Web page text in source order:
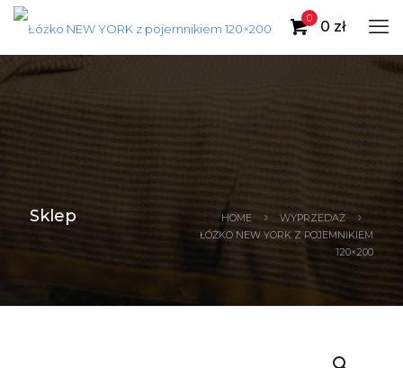
0 0 zł
Sklep HOME
WYPRZEDAŻ
ŁÓŻKO NEW YORK Z POJEMNIKIEM
120×200